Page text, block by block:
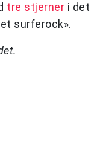
tre stjerner i det
surferock».